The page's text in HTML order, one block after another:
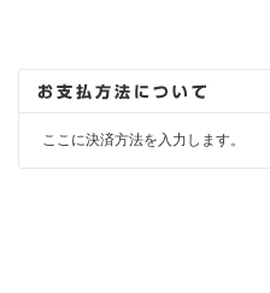
ここに決済方法を入力します。